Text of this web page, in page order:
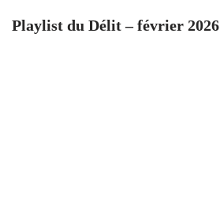
Playlist du Délit – février 2026